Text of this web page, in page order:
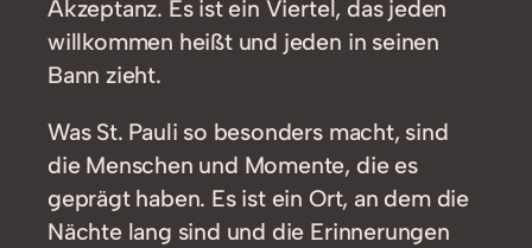
Akzeptanz. Es ist ein Viertel, das jeden
willkommen heißt und jeden in seinen
Bann zieht.
Was St. Pauli so besonders macht, sind
die Menschen und Momente, die es
geprägt haben. Es ist ein Ort, an dem die
Nächte lang sind und die Erinnerungen